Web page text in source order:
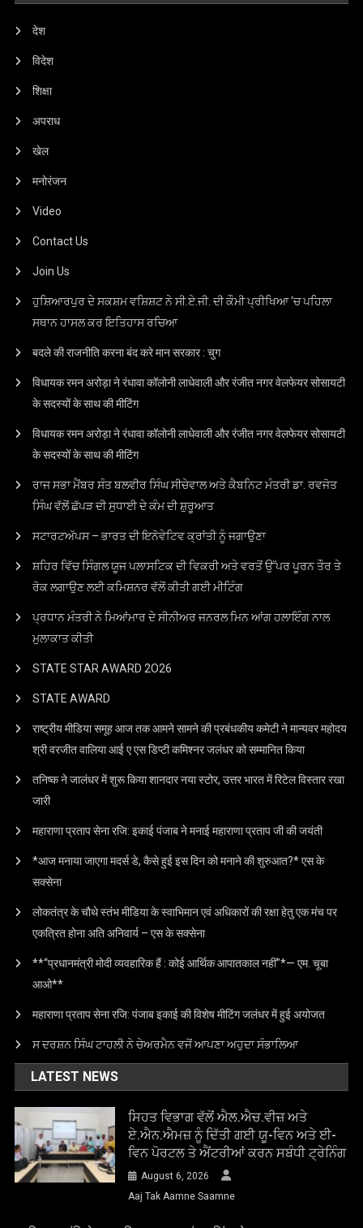
देश
विदेश
शिक्षा
अपराध
खेल
मनोरंजन
Video
Contact Us
Join Us
ਹੁਸ਼ਿਆਰਪੁਰ ਦੇ ਸਕਸ਼ਮ ਵਸ਼ਿਸ਼ਟ ਨੇ ਸੀ.ਏ.ਜੀ. ਦੀ ਕੌਮੀ ਪ੍ਰੀਖਿਆ ‘ਚ ਪਹਿਲਾ
ਸਥਾਨ ਹਾਸਲ ਕਰ ਇਤਿਹਾਸ ਰਚਿਆ
बदले की राजनीति करना बंद करे मान सरकार : चुग
विधायक रमन अरोड़ा ने रंधावा कॉलोनी लाधेवाली और रंजीत नगर वेलफेयर सोसायटी
के सदस्यों के साथ की मीटिंग
विधायक रमन अरोड़ा ने रंधावा कॉलोनी लाधेवाली और रंजीत नगर वेलफेयर सोसायटी
के सदस्यों के साथ की मीटिंग
ਰਾਜ ਸਭਾ ਮੈਂਬਰ ਸੰਤ ਬਲਵੀਰ ਸਿੰਘ ਸੀਚੇਵਾਲ ਅਤੇ ਕੈਬਨਿਟ ਮੰਤਰੀ ਡਾ. ਰਵਜੋਤ
ਸਿੰਘ ਵੱਲੋਂ ਛੱਪੜ ਦੀ ਸੁਧਾਈ ਦੇ ਕੰਮ ਦੀ ਸ਼ੁਰੂਆਤ
ਸਟਾਰਟਅੱਪਸ – ਭਾਰਤ ਦੀ ਇਨੋਵੇਟਿਵ ਕ੍ਰਾਂਤੀ ਨੂੰ ਜਗਾਉਣਾ
ਸ਼ਹਿਰ ਵਿੱਚ ਸਿੰਗਲ ਯੂਜ ਪਲਾਸਟਿਕ ਦੀ ਵਿਕਰੀ ਅਤੇ ਵਰਤੋਂ ਉੱਪਰ ਪੂਰਨ ਤੌਰ ਤੇ
ਰੋਕ ਲਗਾਉਣ ਲਈ ਕਮਿਸ਼ਨਰ ਵੱਲੋਂ ਕੀਤੀ ਗਈ ਮੀਟਿੰਗ
ਪ੍ਰਧਾਨ ਮੰਤਰੀ ਨੇ ਮਿਆਂਮਾਰ ਦੇ ਸੀਨੀਅਰ ਜਨਰਲ ਮਿਨ ਆਂਗ ਹਲਾਇੰਗ ਨਾਲ
ਮੁਲਾਕਾਤ ਕੀਤੀ
STATE STAR AWARD 2O26
STATE AWARD
राष्ट्रीय मीडिया समूह आज तक आमने सामने की प्रबंधकीय कमेटी ने मान्यवर महोदय
श्री वरजीत वालिया आई ए एस डिप्टी कमिश्नर जलंधर को सम्मानित किया
तनिष्क ने जालंधर में शुरू किया शानदार नया स्टोर, उत्तर भारत में रिटेल विस्तार रखा
जारी
महाराणा प्रताप सेना रजि: इकाई पंजाब ने मनाई महाराणा प्रताप जी की जयंती
*आज मनाया जाएगा मदर्स डे, कैसे हुई इस दिन को मनाने की शुरुआत?* एस के
सक्सेना
लोकतंत्र के चौथे स्तंभ मीडिया के स्वाभिमान एवं अधिकारों की रक्षा हेतु एक मंच पर
एकत्रित होना अति अनिवार्य – एस के सक्सेना
**“प्रधानमंत्री मोदी व्यवहारिक हैं : कोई आर्थिक आपातकाल नहीं”*— एम. चूबा
आओ**
महाराणा प्रताप सेना रजि: पंजाब इकाई की विशेष मीटिंग जलंधर में हुई अयोजत
ਸ ਦਰਸ਼ਨ ਸਿੰਘ ਟਾਹਲੀ ਨੇ ਚੇਅਰਮੈਨ ਵਜੋਂ ਆਪਣਾ ਅਹੁਦਾ ਸੰਭਾਲਿਆ
LATEST NEWS
ਸਿਹਤ ਵਿਭਾਗ ਵੱਲੋਂ ਐਲ.ਐਚ.ਵੀਜ਼ ਅਤੇ
ਏ.ਐਨ.ਐਮਜ਼ ਨੂੰ ਦਿੱਤੀ ਗਈ ਯੂ-ਵਿਨ ਅਤੇ ਈ-
ਵਿਨ ਪੋਰਟਲ ਤੇ ਐਂਟਰੀਆਂ ਕਰਨ ਸਬੰਧੀ ਟ੍ਰੇਨਿੰਗ
August 6, 2026
Aaj Tak Aamne Saamne